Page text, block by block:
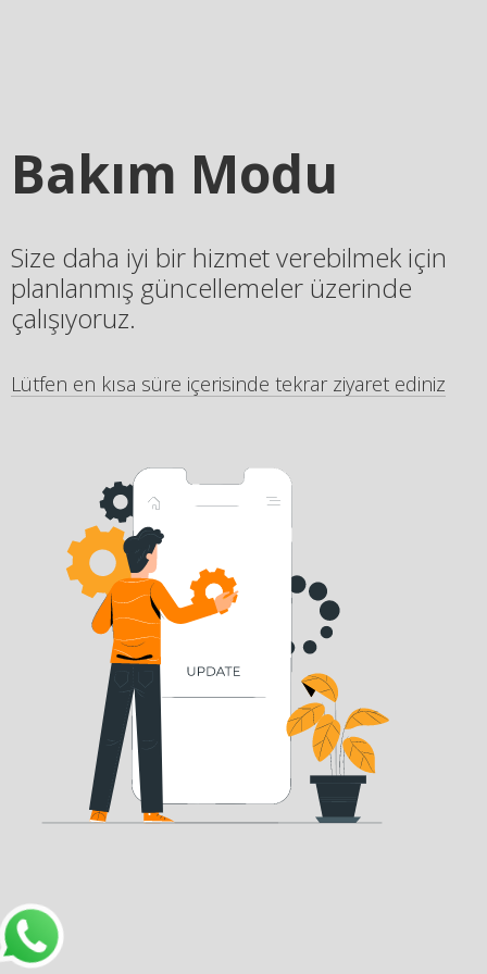
Bakım Modu
Size daha iyi bir hizmet verebilmek için
planlanmış güncellemeler üzerinde
çalışıyoruz.
Lütfen en kısa süre içerisinde tekrar ziyaret ediniz